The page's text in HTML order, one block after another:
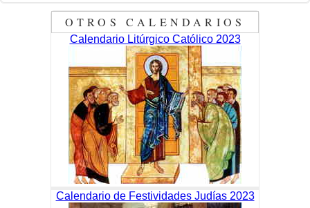
OTROS CALENDARIOS
Calendario Litúrgico Católico 2023
Calendario de Festividades Judías 2023